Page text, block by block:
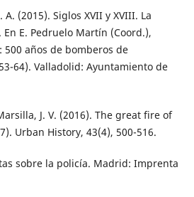
(2015). Siglos XVII y XVIII. La
E. Pedruelo Martín (Coord.),
500 años de bomberos de
64). Valladolid: Ayuntamiento de
J. V. (2016). The great fire of
Urban History, 43(4), 500-516.
sobre la policía. Madrid: Imprenta